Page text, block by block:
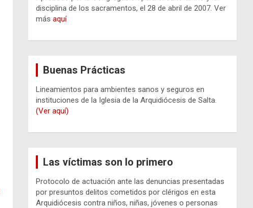
disciplina de los sacramentos, el 28 de abril de 2007. Ver
másaquí
Buenas Prácticas
Lineamientos para ambientes sanos y seguros en
instituciones de la Iglesia de la Arquidiócesis de Salta.
(Ver aquí)
Las víctimas son lo primero
Protocolo de actuación ante las denuncias presentadas
por presuntos delitos cometidos por clérigos en esta
Arquidiócesis contra niños, niñas, jóvenes o personas